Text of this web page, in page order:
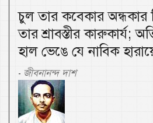
চুল তার কবেকার অন্ধকার
তার শ্রাবস্তীর কারুকার্য;
হাল ভেঙে যে নাবিক
- জীবনানন্দ দাশ